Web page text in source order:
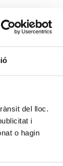
del lloc.
i
o hagin